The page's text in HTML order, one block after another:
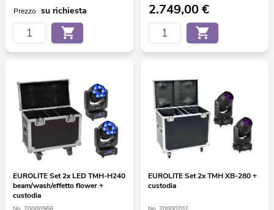
Prezzo su richiesta 2.749,00€
EUROLITE Set 2x LED TMH-H240
beam/wash/effetto flower +
custodia
EUROLITE Set 2x TMH XB-280 +
custodia